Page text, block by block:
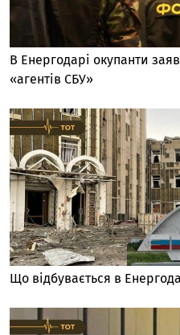
В Енергодарі окупанти
«агентів СБУ»
Що відбувається в